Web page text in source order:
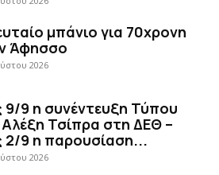
μπάνιο για 70χρονη
Άφησσο
2026
9/9 η συνέντευξη Τύπου
Τσίπρα στη ΔΕΘ –
2/9 η παρουσίαση...
2026